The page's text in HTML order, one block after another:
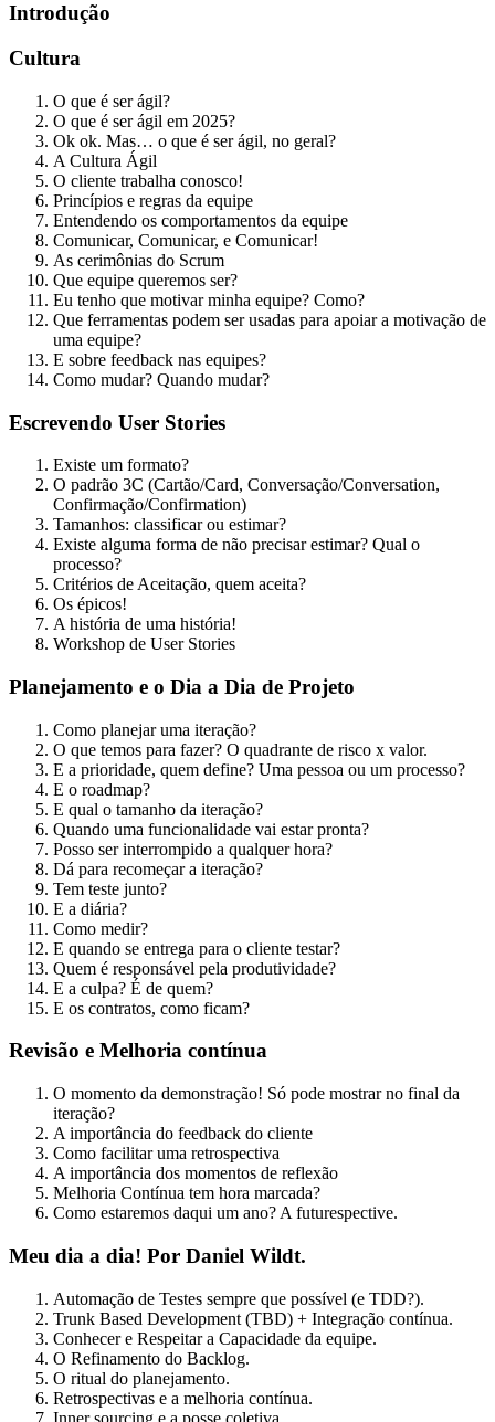
Introdução
Cultura
O que é ser ágil?
O que é ser ágil em 2025?
Ok ok. Mas… o que é ser ágil, no geral?
A Cultura Ágil
O cliente trabalha conosco!
Princípios e regras da equipe
Entendendo os comportamentos da equipe
Comunicar, Comunicar, e Comunicar!
As cerimônias do Scrum
Que equipe queremos ser?
Eu tenho que motivar minha equipe? Como?
Que ferramentas podem ser usadas para apoiar a motivação de
uma equipe?
E sobre feedback nas equipes?
Como mudar? Quando mudar?
Escrevendo User Stories
Existe um formato?
O padrão 3C (Cartão/Card, Conversação/Conversation,
Confirmação/Confirmation)
Tamanhos: classificar ou estimar?
Existe alguma forma de não precisar estimar? Qual o
processo?
Critérios de Aceitação, quem aceita?
Os épicos!
A história de uma história!
Workshop de User Stories
Planejamento e o Dia a Dia de Projeto
Como planejar uma iteração?
O que temos para fazer? O quadrante de risco x valor.
E a prioridade, quem define? Uma pessoa ou um processo?
E o roadmap?
E qual o tamanho da iteração?
Quando uma funcionalidade vai estar pronta?
Posso ser interrompido a qualquer hora?
Dá para recomeçar a iteração?
Tem teste junto?
E a diária?
Como medir?
E quando se entrega para o cliente testar?
Quem é responsável pela produtividade?
E a culpa? É de quem?
E os contratos, como ficam?
Revisão e Melhoria contínua
O momento da demonstração! Só pode mostrar no final da
iteração?
A importância do feedback do cliente
Como facilitar uma retrospectiva
A importância dos momentos de reflexão
Melhoria Contínua tem hora marcada?
Como estaremos daqui um ano? A futurespective.
Meu dia a dia! Por Daniel Wildt.
Automação de Testes sempre que possível (e TDD?).
Trunk Based Development (TBD) + Integração contínua.
Conhecer e Respeitar a Capacidade da equipe.
O Refinamento do Backlog.
O ritual do planejamento.
Retrospectivas e a melhoria contínua.
Inner sourcing e a posse coletiva.